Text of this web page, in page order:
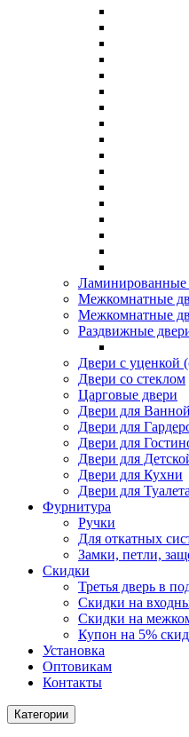
Ламинированные
Межкомнатные
Межкомнатные
Раздвижные
Двери с уценкой
Двери со стеклом
Царговые двери
Двери для Ванной
Двери для
Двери для
Двери для
Двери для Кухни
Двери для Туалета
Фурнитура
Ручки
Для откатных
Замки, петли,
Скидки
Третья дверь в
Скидки на
Скидки на
Купон на 5%
Установка
Оптовикам
Контакты
Категории